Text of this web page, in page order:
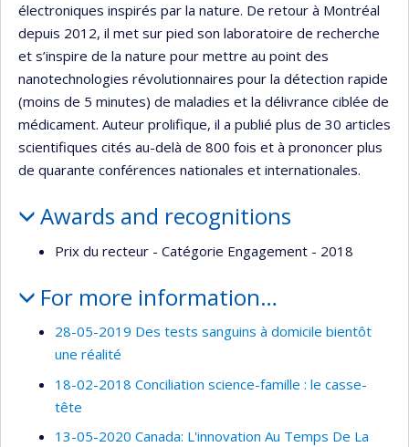
électroniques inspirés par la nature. De retour à Montréal
depuis 2012, il met sur pied son laboratoire de recherche
et s’inspire de la nature pour mettre au point des
nanotechnologies révolutionnaires pour la détection rapide
(moins de 5 minutes) de maladies et la délivrance ciblée de
médicament. Auteur prolifique, il a publié plus de 30 articles
scientifiques cités au-delà de 800 fois et à prononcer plus
de quarante conférences nationales et internationales.
Awards and recognitions
Prix du recteur - Catégorie Engagement - 2018
For more information…
28-05-2019 Des tests sanguins à domicile bientôt
une réalité
18-02-2018 Conciliation science-famille : le casse-
tête
13-05-2020 Canada: L'innovation Au Temps De La